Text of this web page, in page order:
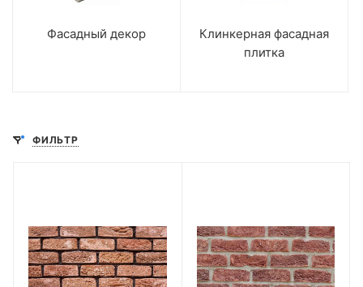
Фасадный декор
Клинкерная фасадная
плитка
ФИЛЬТР